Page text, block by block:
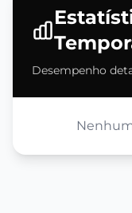
Desempenho